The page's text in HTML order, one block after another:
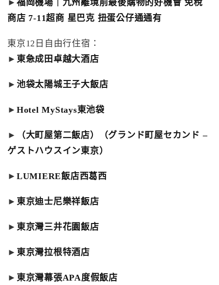
► 福岡機場｜九州離境前最後購物的好機會 免稅
商店 7-11超商 星巴克 扭蛋公仔通通有
東京12日自由行住宿：
► 東急成田卓越大酒店
► 池袋太陽城王子大飯店
► Hotel MyStays東池袋
►
（大町屋第二飯店）（グランド町屋セカンド –
ゲストハウスイン東京）
► LUMIERE飯店西葛西
► 東京迪士尼樂祥飯店
► 東京灣三井花園飯店
► 東京灣拉根特酒店
► 東京灣幕張APA度假飯店